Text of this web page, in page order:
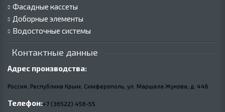
Фасадные кассеты
Доборные элементы
Водосточные системы
Контактные данные
Адрес производства:
Россия, Республика Крым, Симферополь, ул. Маршала Жукова, д. 44Б
Телефон:+7 (36522) 456-55